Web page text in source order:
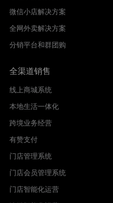
微信小店解决方案
全网外卖解决方案
分销平台和群团购
全渠道销售
线上商城系统
本地生活一体化
跨境业务经营
有赞支付
门店管理系统
门店会员管理系统
门店智能化运营